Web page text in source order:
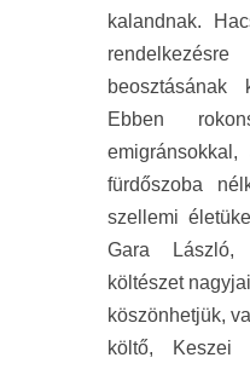
kalandnak.
Ebben
fürdőszoba
szellemi
Gara
költészet
köszönhetjük,
költő, Keszei